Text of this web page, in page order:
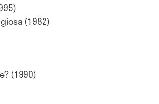
(1982)
(1990)